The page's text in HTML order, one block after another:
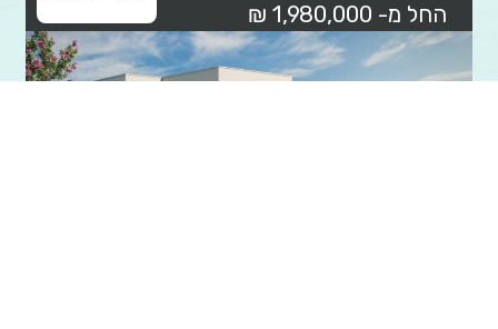
החל מ- 1,980,000 ₪